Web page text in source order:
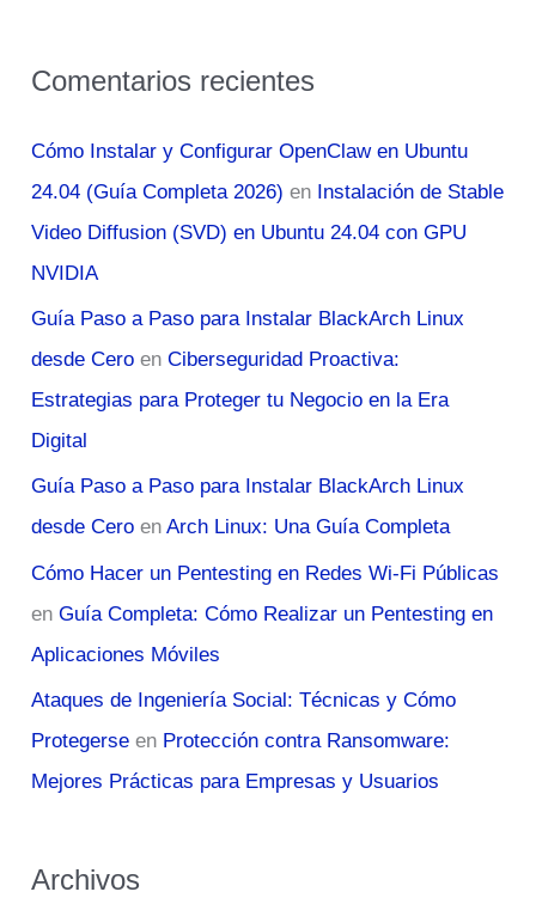
Comentarios recientes
Cómo Instalar y Configurar OpenClaw en Ubuntu
24.04 (Guía Completa 2026) en Instalación de Stable
Video Diffusion (SVD) en Ubuntu 24.04 con GPU
NVIDIA
Guía Paso a Paso para Instalar BlackArch Linux
desde Cero enCiberseguridad Proactiva:
Estrategias para Proteger tu Negocio en la Era
Digital
Guía Paso a Paso para Instalar BlackArch Linux
desde Cero enArch Linux: Una Guía Completa
Cómo Hacer un Pentesting en Redes Wi-Fi Públicas
enGuía Completa: Cómo Realizar un Pentesting en
Aplicaciones Móviles
Ataques de Ingeniería Social: Técnicas y Cómo
Protegerse en Protección contra Ransomware:
Mejores Prácticas para Empresas y Usuarios
Archivos